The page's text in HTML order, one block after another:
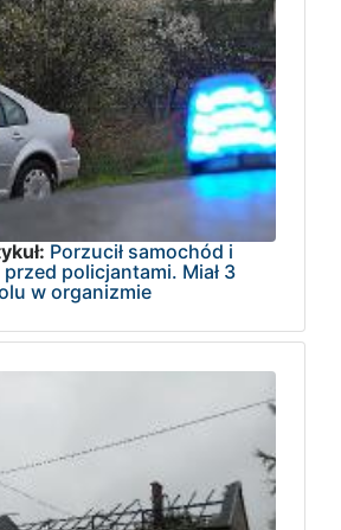
Porzucił samochód i
przed policjantami. Miał 3
w organizmie